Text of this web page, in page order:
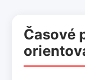
Časové